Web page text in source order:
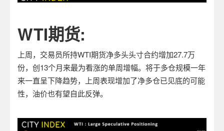
WTI期货:
上周，交易员所持WTI期货净多头头寸合约增加27.7万
份，创13个月来最为看涨的单周增幅。将于多仓规模一年
来一直呈下降趋势，上周表现增加了净多仓已见底的可能
性，油价也有望自此反弹。